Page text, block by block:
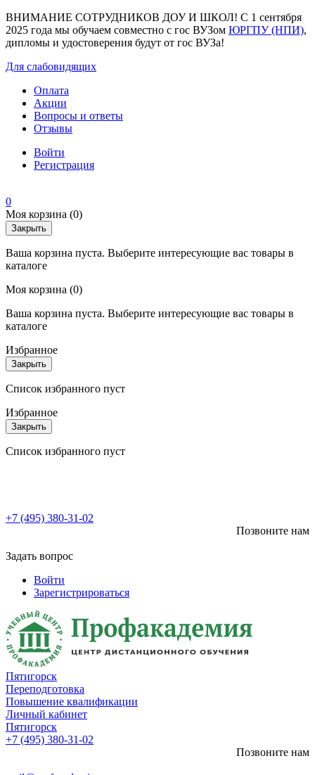
ВНИМАНИЕ СОТРУДНИКОВ ДОУ И ШКОЛ! С 1 сентября
2025 года мы обучаем совместно с гос ВУЗом ЮРГПУ (НПИ),
дипломы и удостоверения будут от гос ВУЗа!
Для слабовидящих
Оплата
Акции
Вопросы и ответы
Отзывы
Войти
Регистрация
0
Моя корзина (0)
Закрыть
Ваша корзина пуста. Выберите интересующие вас товары в
каталоге
Моя корзина (0)
Ваша корзина пуста. Выберите интересующие вас товары в
каталоге
Избранное
Закрыть
Список избранного пуст
Избранное
Закрыть
Список избранного пуст
+7 (495) 380-31-02
Позвоните нам
Задать вопрос
Войти
Зарегистрироваться
Пятигорск
Переподготовка
Повышение квалификации
Личный кабинет
Пятигорск
+7 (495) 380-31-02
Позвоните нам